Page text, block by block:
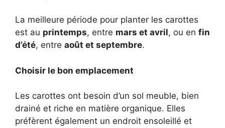
La meilleure période pour planter les carottes
est au printemps, entre mars et avril, ou en fin
d’été, entre août et septembre.
Choisir le bon emplacement
Les carottes ont besoin d’un sol meuble, bien
drainé et riche en matière organique. Elles
préfèrent également un endroit ensoleillé et